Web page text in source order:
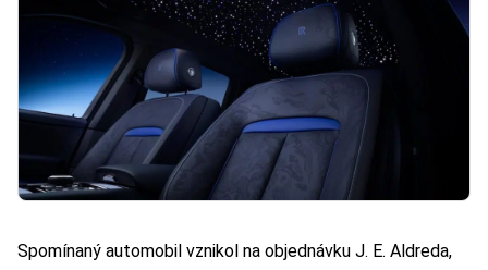
Spomínaný automobil vznikol na objednávku J. E. Aldreda,